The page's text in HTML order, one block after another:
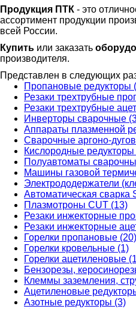
Продукция ПТК - это
ассортимент продукции
всей России.
Купить или заказать
производителя.
Представлен в следующих
Пропановые редукторы
Резаки трехтрубные
Резаки трехтрубные
Инверторы сварочные
Аппараты плазменной
Сварочные аргоно-
Кислородные редукторы
Полуавтоматы
Машины газовой
Электрододержатели
Автоматическая сварка
Плазмотроны CUT (13)
Резаки инжекторные
Резаки инжекторные
Горелки пропановые (20)
Горелки кровельные (1)
Горелки ацетиленовые
Бензорезы,
Клеммы заземления,
Ацетиленовые
Азотные редукторы (3)